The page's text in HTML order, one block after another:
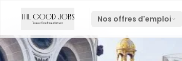
Nos offres d'emploi